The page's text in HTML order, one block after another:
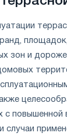
площадок,
зон и
с
случаи